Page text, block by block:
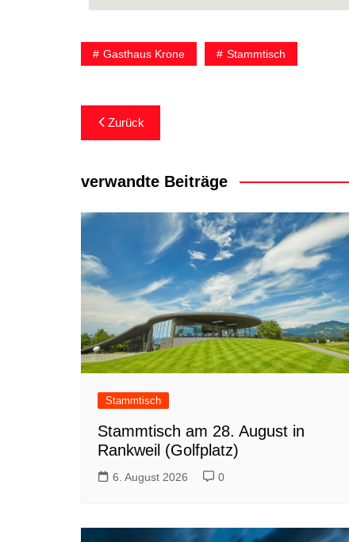
Gasthaus Krone Stammtisch
Zurück
verwandte Beiträge
Stammtisch
Stammtisch am 28. August in
Rankweil (Golfplatz)
6. August 2026 0